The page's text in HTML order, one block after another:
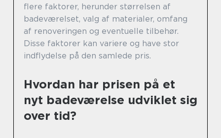
flere faktorer, herunder størrelsen af
badeværelset, valg af materialer, omfang
af renoveringen og eventuelle tilbehør.
Disse faktorer kan variere og have stor
indflydelse på den samlede pris.
Hvordan har prisen på et
nyt badeværelse udviklet sig
over tid?